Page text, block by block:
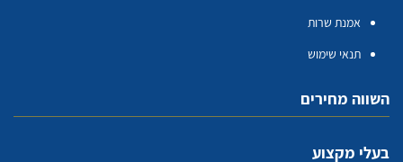
אמנת שרות
תנאי שימוש
השווה מחירים
בעלי מקצוע